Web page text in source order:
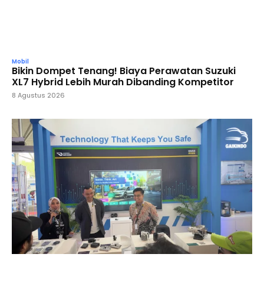
Mobil
Bikin Dompet Tenang! Biaya Perawatan Suzuki
XL7 Hybrid Lebih Murah Dibanding Kompetitor
8 Agustus 2026